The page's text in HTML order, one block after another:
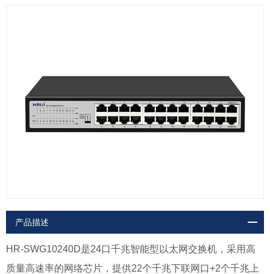
产品描述
HR-SWG10240D是24口千兆智能型以太网交换机，采用高
质量高速率的网络芯片，提供22个千兆下联网口+2个千兆上